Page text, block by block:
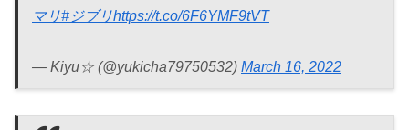
マリ#ジブリhttps://t.co/6F6YMF9tVT
— Kiyu☆ (@yukicha79750532) March 16, 2022